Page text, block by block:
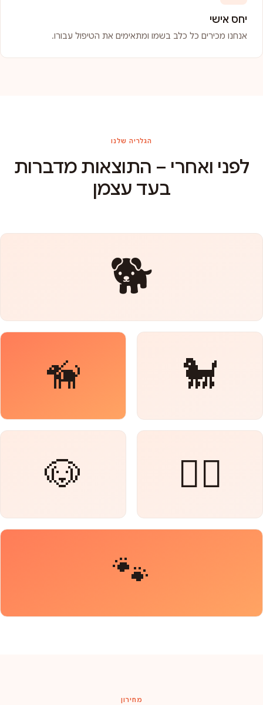
יחס אישי
אנחנו מכירים כל כלב בשמו ומתאימים את הטיפול עבורו.
הגלריה שלנו
לפני ואחרי – התוצאות מדברות
בעד עצמן
🐕
🐩
🦮
🐕‍🦺
🐶
🐾
מחירון